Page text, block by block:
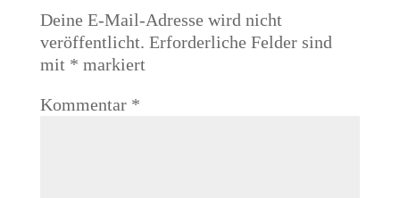
Deine E-Mail-Adresse wird nicht
veröffentlicht. Erforderliche Felder sind
mit * markiert
Kommentar *